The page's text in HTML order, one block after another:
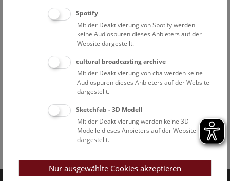
Spotify
Mit der Deaktivierung von Spotify werden
keine Audiospuren dieses Anbieters auf der
Website dargestellt.
cultural broadcasting archive
Mit der Deaktivierung von cba werden keine
Audiospuren dieses Anbieters auf der Website
dargestellt.
Sketchfab - 3D Modell
Mit der Deaktivierung werden keine 3D
Modelle dieses Anbieters auf der Website
dargestellt.
Nur ausgewählte Cookies akzeptieren